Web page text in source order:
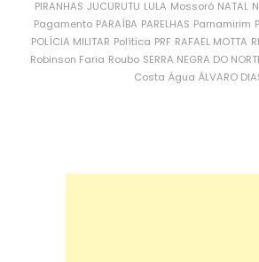
PIRANHAS JUCURUTU LULA Mossoró NATAL
Pagamento PARAÍBA PARELHAS Parnamirim
POLÍCIA MILITAR Política PRF RAFAEL MOTTA
Robinson Faria Roubo SERRA NEGRA DO
Costa Água ÁLVARO